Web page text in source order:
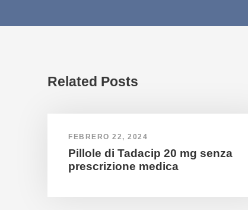
Related Posts
FEBRERO 22, 2024
Pillole di Tadacip 20 mg senza
prescrizione medica